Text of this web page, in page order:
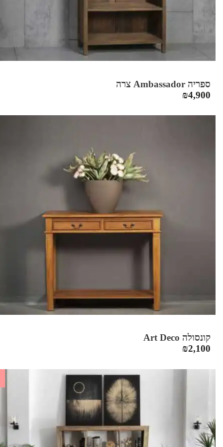
ספריה Ambassador צרה
₪4,900
קונסולה Art Deco
₪2,100